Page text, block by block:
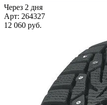
Через 2 дня
Арт: 264327
12 060 руб.